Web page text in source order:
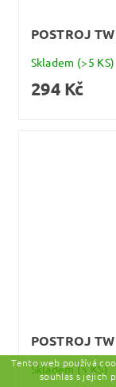
POSTROJ
Skladem (>5 KS)
294 Kč
POSTROJ
Skladem(5 KS)
Tento web používá
souhlas s jejich